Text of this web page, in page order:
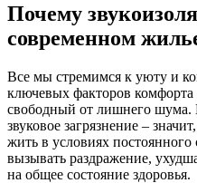
Почему
современном
Все мы стремимся к уюту и
ключевых факторов
свободный от лишнего шума.
звуковое загрязнение –
жить в условиях
вызывать раздражение,
на общее состояние здоровья.